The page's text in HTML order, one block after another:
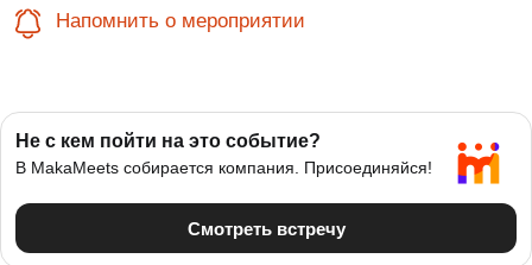
Напомнить о мероприятии